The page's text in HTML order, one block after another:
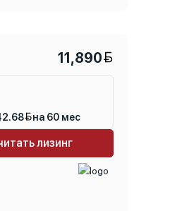
11,890
на 60 мес
лизинг